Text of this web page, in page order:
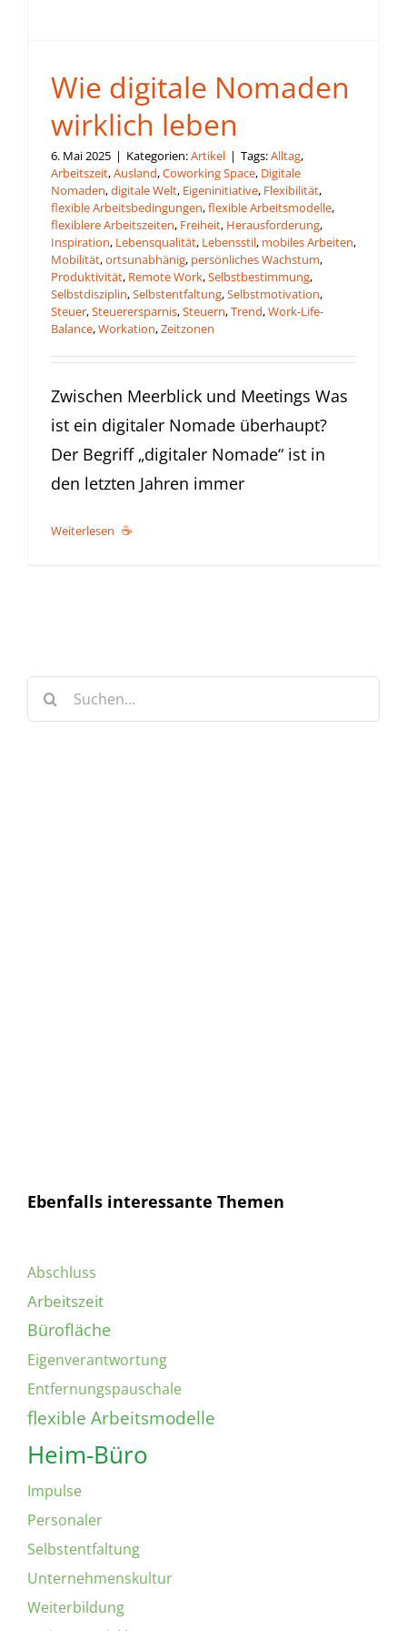
Wie digitale Nomaden
wirklich leben
6. Mai 2025 | Kategorien:Artikel | Tags:Alltag,
Arbeitszeit,Ausland,Coworking Space, Digitale
Nomaden,digitale Welt, Eigeninitiative, Flexibilität,
flexible Arbeitsbedingungen,flexible Arbeitsmodelle,
flexiblere Arbeitszeiten, Freiheit, Herausforderung,
Inspiration, Lebensqualität, Lebensstil, mobiles Arbeiten,
Mobilität,ortsunabhänig, persönliches Wachstum,
Produktivität, Remote Work,Selbstbestimmung,
Selbstdisziplin,Selbstentfaltung,Selbstmotivation,
Steuer,Steuerersparnis,Steuern,Trend,Work-Life-
Balance,Workation,Zeitzonen
Zwischen Meerblick und Meetings Was
ist ein digitaler Nomade überhaupt?
Der Begriff „digitaler Nomade“ ist in
den letzten Jahren immer
Weiterlesen
Suche
nach:
Ebenfalls interessante Themen
Abschluss
Arbeitszeit
Bürofläche
Eigenverantwortung
Entfernungspauschale
flexible Arbeitsmodelle
Heim-Büro
Impulse
Personaler
Selbstentfaltung
Unternehmenskultur
Weiterbildung